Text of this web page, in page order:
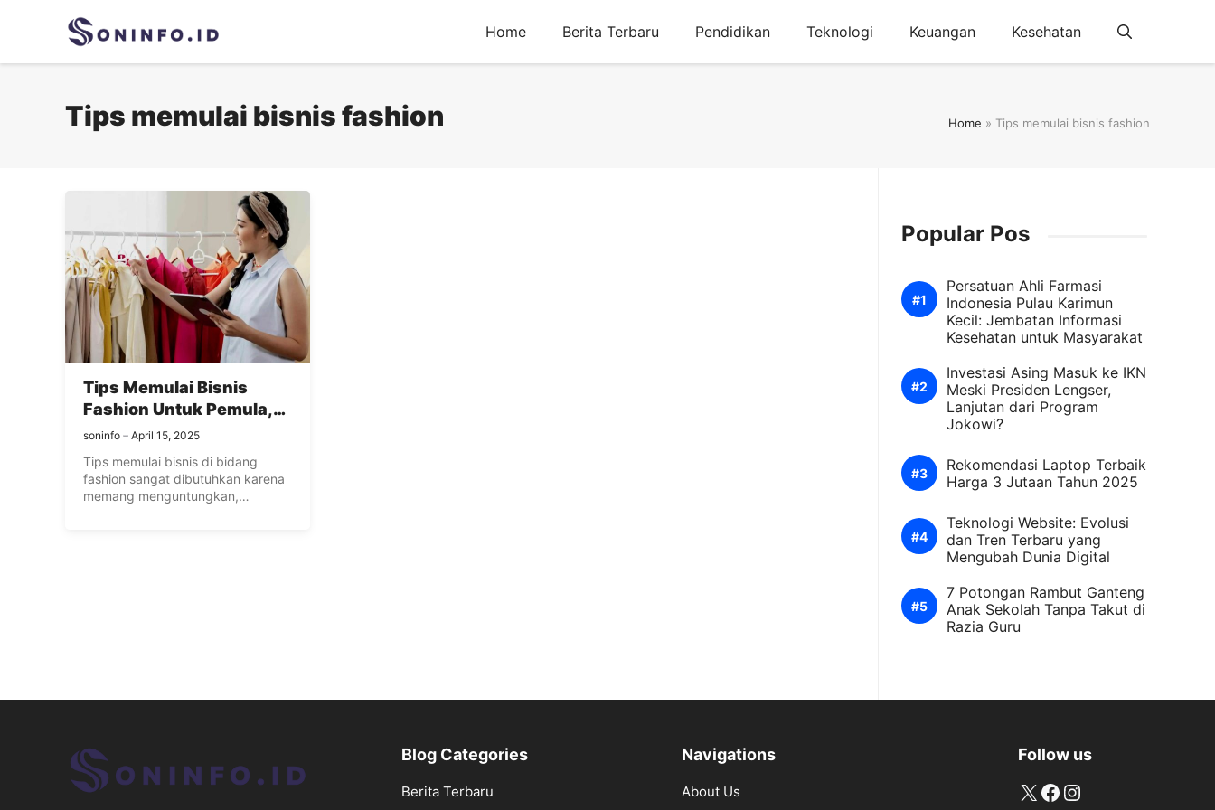
Home Berita Terbaru Pendidikan Teknologi Keuangan Kesehatan
Tips memulai bisnis fashion Home » Tips memulai bisnis fashion
Tips Memulai Bisnis
Fashion Untuk Pemula,
Apakah Sulit?
soninfo April 15, 2025
Tips memulai bisnis di bidang
fashion sangat dibutuhkan karena
memang menguntungkan,
Popular Pos
Persatuan Ahli Farmasi
Indonesia Pulau Karimun
Kecil: Jembatan Informasi
Kesehatan untuk Masyarakat
Investasi Asing Masuk ke IKN
Meski Presiden Lengser,
Lanjutan dari Program
Jokowi?
Rekomendasi Laptop Terbaik
Harga 3 Jutaan Tahun 2025
Teknologi Website: Evolusi
dan Tren Terbaru yang
Mengubah Dunia Digital
7 Potongan Rambut Ganteng
Anak Sekolah Tanpa Takut di
Razia Guru
Blog Categories
Berita Terbaru
Navigations
About Us
Follow us
X Facebook
Instagram